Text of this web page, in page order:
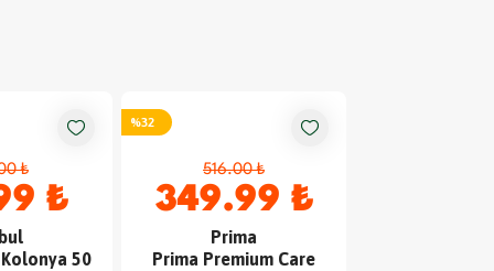
₺
₺
50
%32
516.00 ₺
349.99 ₺
Prima
Prima Premium Care